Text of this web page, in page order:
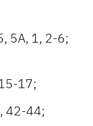
5А, 1, 2-6;
17;
42-44;